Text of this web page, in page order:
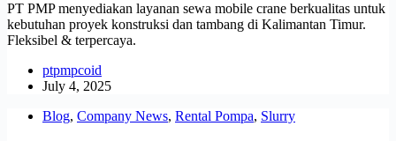
PT PMP menyediakan layanan sewa mobile crane berkualitas untuk
kebutuhan proyek konstruksi dan tambang di Kalimantan Timur.
Fleksibel & terpercaya.
ptpmpcoid
July 4, 2025
Blog, Company News, Rental Pompa, Slurry